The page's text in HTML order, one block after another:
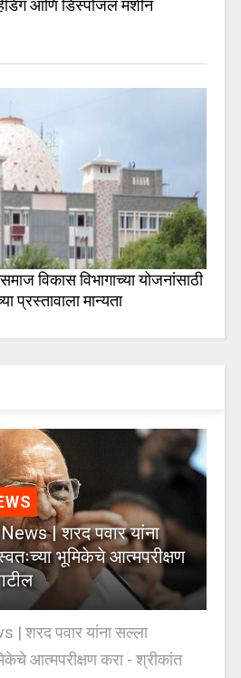
आणि डिस्पोजल मशीन
विकास विभागाच्या योजनांसाठी
प्रस्तावाला मान्यता
| शरद पवार यांना
भूमिकेचे आत्मपरीक्षण
| शरद पवार यांना सल्ला
आत्मपरीक्षण करा - श्रीकांत